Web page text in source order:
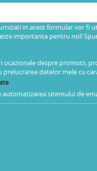
in acest formular vor fi
importanta pentru noi!
ocazionale despre promotii,
datelor mele cu
sitemului de